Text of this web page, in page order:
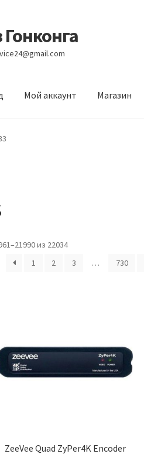
Мой аккаунт Магазин
Новости
из 22034
1
2 3 … 730
ZeeVee Quad ZyPer4K Encoder